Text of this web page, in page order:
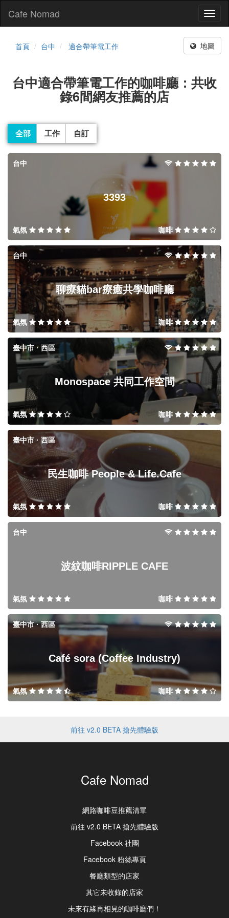
Cafe Nomad
地圖
首頁 台中 適合帶筆電工作
台中適合帶筆電工作的咖啡廳：共收
錄6間網友推薦的店
全部 工作 自訂
3393
台中
氣氛 咖啡
聊療貓bar療癒共學咖啡廳
台中
氣氛 咖啡
Monospace 共同工作空間
臺中市 · 西區
氣氛 咖啡
民生咖啡 People & Life.Cafe
臺中市 · 西區
氣氛 咖啡
波紋咖啡RIPPLE CAFE
台中
氣氛 咖啡
Café sora (Coffee Industry)
臺中市 · 西區
氣氛 咖啡
前往 v2.0 BETA 搶先體驗版
Cafe Nomad
網路咖啡豆推薦清單
前往 v2.0 BETA 搶先體驗版
Facebook 社團
Facebook 粉絲專頁
餐廳類型的店家
其它未收錄的店家
未來有緣再相見的咖啡廳們！